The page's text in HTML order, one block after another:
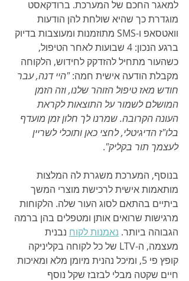
למאגר החכם של המערכת. ברודקאסט
מוגדרת כך שהיא שולחת להן הודעות
וואטסאפ ו-SMS מתוזמנות ומעוצבות בדיוק
ברגע הנכון: 4 שבועות לאחר הטיפול,
כשהעור מתחיל להזדקק לחידוש, הלקוחה
מקבלת הודעה אישית חמה: "היי דנה, עבר
חודש מאז טיפול הזוהר שלנו, וזה הזמן
המושלם לשמור על התוצאות לקראת
העונה הקרובה. שמרנו לך חלון זמן מועדף
בלו"ז הדיגיטלי, לחצי כאן ותוכלי לשריין
לעצמך תור בקליק".
בנוסף, המערכת משגרת לה המלצות
מותאמות אישית לרכישת מוצרי המשך
ביתיים בהתאם לסוג העור שלה. הלקוחות
מרגישות שרואים אותן ומטפלים בהן ברמה
הגבוהה ביותר. נאמנות לקוח נבנית
מעצמה, ה-LTV של כל לקוחה בקליניקה
קופץ פי 5, ומיכל נהנית מיומן מלא ומאיכות
חיים שקטה מבלי לבזבז שקל נוסף